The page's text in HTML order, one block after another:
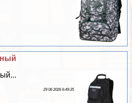
29 06 2026 6:49:35